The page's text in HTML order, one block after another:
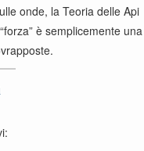
onde, la Teoria delle Api
è semplicemente una